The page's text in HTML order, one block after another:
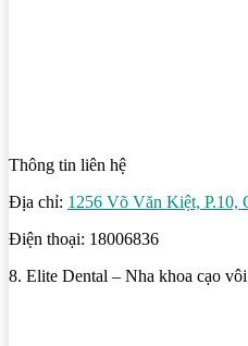
Thông tin liên hệ
Địa chỉ: 1256 Võ Văn Kiệt, P.10,
Điện thoại: 18006836
8. Elite Dental – Nha khoa cạo